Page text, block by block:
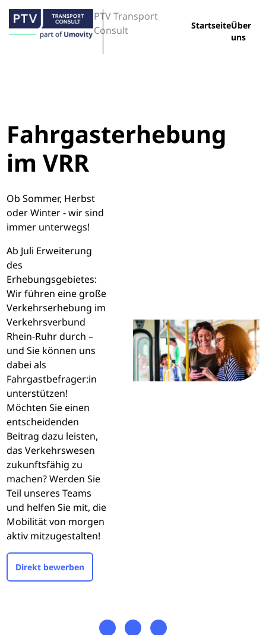
PTV Transport
Consult
StartseiteÜber
uns
Fahrgasterhebung
im VRR
Ob Sommer, Herbst
oder Winter - wir sind
immer unterwegs!
Ab Juli Erweiterung
des
Erhebungsgebietes:
Wir führen eine große
Verkehrserhebung im
Verkehrsverbund
Rhein-Ruhr durch –
und Sie können uns
dabei als
Fahrgastbefrager:in
unterstützen!
Möchten Sie einen
entscheidenden
Beitrag dazu leisten,
das Verkehrswesen
zukunftsfähig zu
machen? Werden Sie
Teil unseres Teams
und helfen Sie mit, die
Mobilität von morgen
aktiv mitzugestalten!
Direkt bewerben